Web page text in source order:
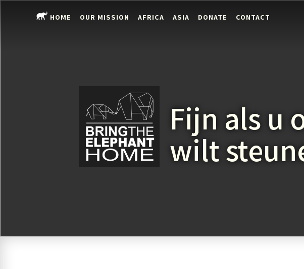
HOME OUR MISSION AFRICA ASIA DONATE CONTACT
Fijn als u
wilt